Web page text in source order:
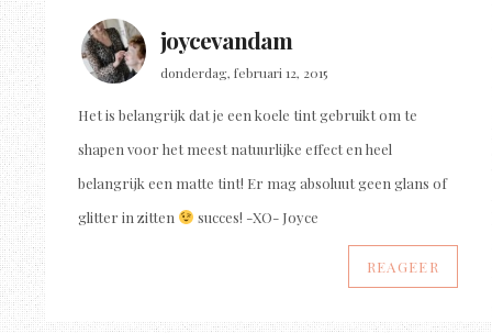
joycevandam
donderdag, februari 12, 2015
Het is belangrijk dat je een koele tint gebruikt om te
shapen voor het meest natuurlijke effect en heel
belangrijk een matte tint! Er mag absoluut geen glans of
glitter in zitten
succes! -XO- Joyce
REAGEER